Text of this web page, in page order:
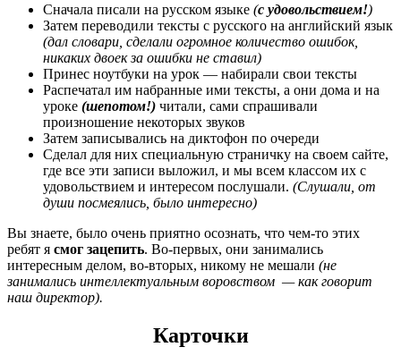
Сначала писали на русском языке (с удовольствием!)
Затем переводили тексты с русского на английский язык
(дал словари, сделали огромное количество ошибок,
никаких двоек за ошибки не ставил)
Принес ноутбуки на урок — набирали свои тексты
Распечатал им набранные ими тексты, а они дома и на
уроке (шепотом!) читали, сами спрашивали
произношение некоторых звуков
Затем записывались на диктофон по очереди
Сделал для них специальную страничку на своем сайте,
где все эти записи выложил, и мы всем классом их с
удовольствием и интересом послушали. (Слушали, от
души посмеялись, было интересно)
Вы знаете, было очень приятно осознать, что чем-то этих
ребят я смог зацепить. Во-первых, они занимались
интересным делом, во-вторых, никому не мешали (не
занимались интеллектуальным воровством — как говорит
наш директор).
Карточки